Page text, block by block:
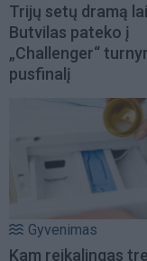
Trijų setų dramą
Butvilas pateko į
„Challenger“
pusfinalį
Gyvenimas
Kam reikalingas